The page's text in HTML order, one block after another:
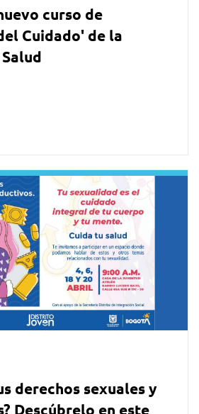
curso de
Cuidado' de la
derechos sexuales y
Descúbrelo en este